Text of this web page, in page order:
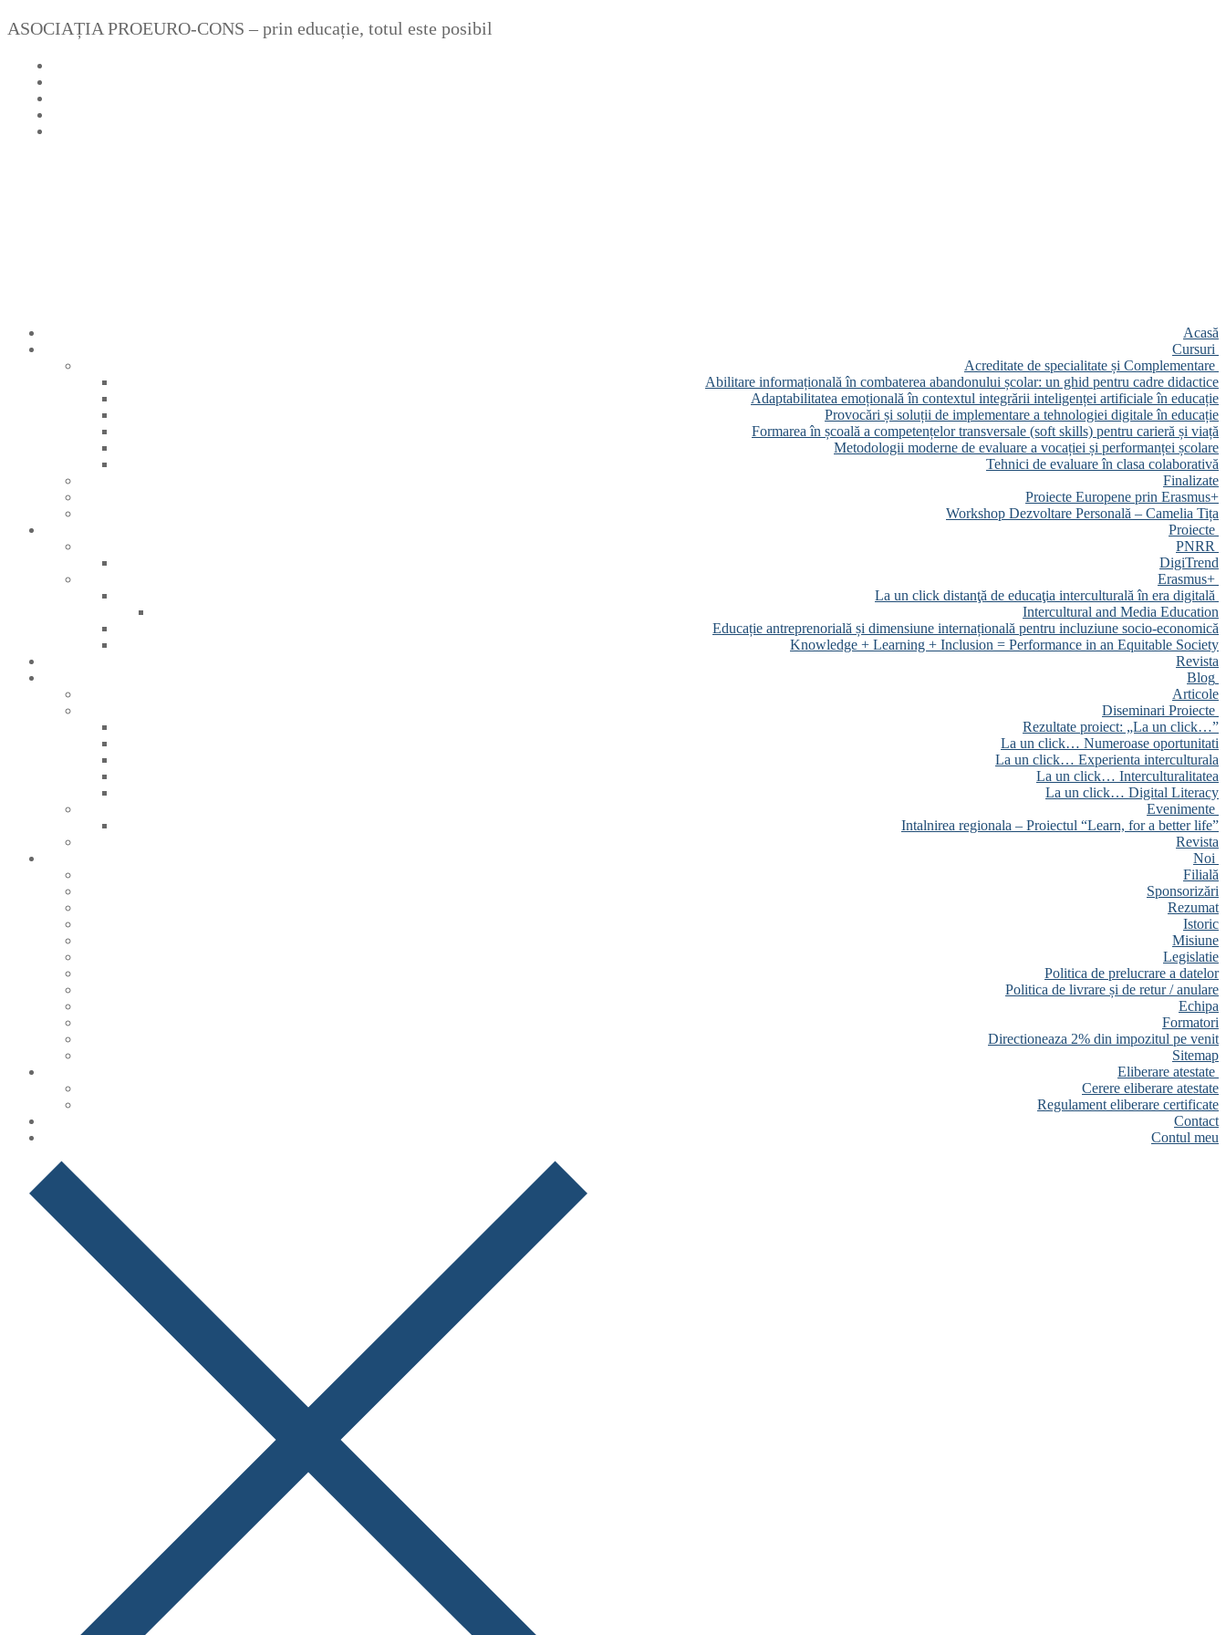
Sari
Meniu
Închide
ASOCIAȚIA PROEURO-CONS – prin educație, totul este posibil
Acasă
Cursuri
Acreditate de specialitate și Complementare
Abilitare informațională în combaterea abandonului școlar: un ghid pentru cadre didactice
Adaptabilitatea emoțională în contextul integrării inteligenței artificiale în educație
Provocări și soluții de implementare a tehnologiei digitale în educație
Formarea în școală a competențelor transversale (soft skills) pentru carieră și viață
Metodologii moderne de evaluare a vocației și performanței școlare
Tehnici de evaluare în clasa colaborativă
Finalizate
Proiecte Europene prin Erasmus+
Workshop Dezvoltare Personală – Camelia Tița
Proiecte
PNRR
DigiTrend
Erasmus+
La un click distanţă de educaţia interculturală în era digitală
Intercultural and Media Education
Educație antreprenorială și dimensiune internațională pentru incluziune socio-economică
Knowledge + Learning + Inclusion = Performance in an Equitable Society
Revista
Blog
Articole
Diseminari Proiecte
Rezultate proiect: „La un click…”
La un click… Numeroase oportunitati
La un click… Experienta interculturala
La un click… Interculturalitatea
La un click… Digital Literacy
Evenimente
Intalnirea regionala – Proiectul “Learn, for a better life”
Revista
Noi
Filială
Sponsorizări
Rezumat
Istoric
Misiune
Legislatie
Politica de prelucrare a datelor
Politica de livrare și de retur / anulare
Echipa
Formatori
Directioneaza 2% din impozitul pe venit
Sitemap
Eliberare atestate
Cerere eliberare atestate
Regulament eliberare certificate
Contact
Contul meu